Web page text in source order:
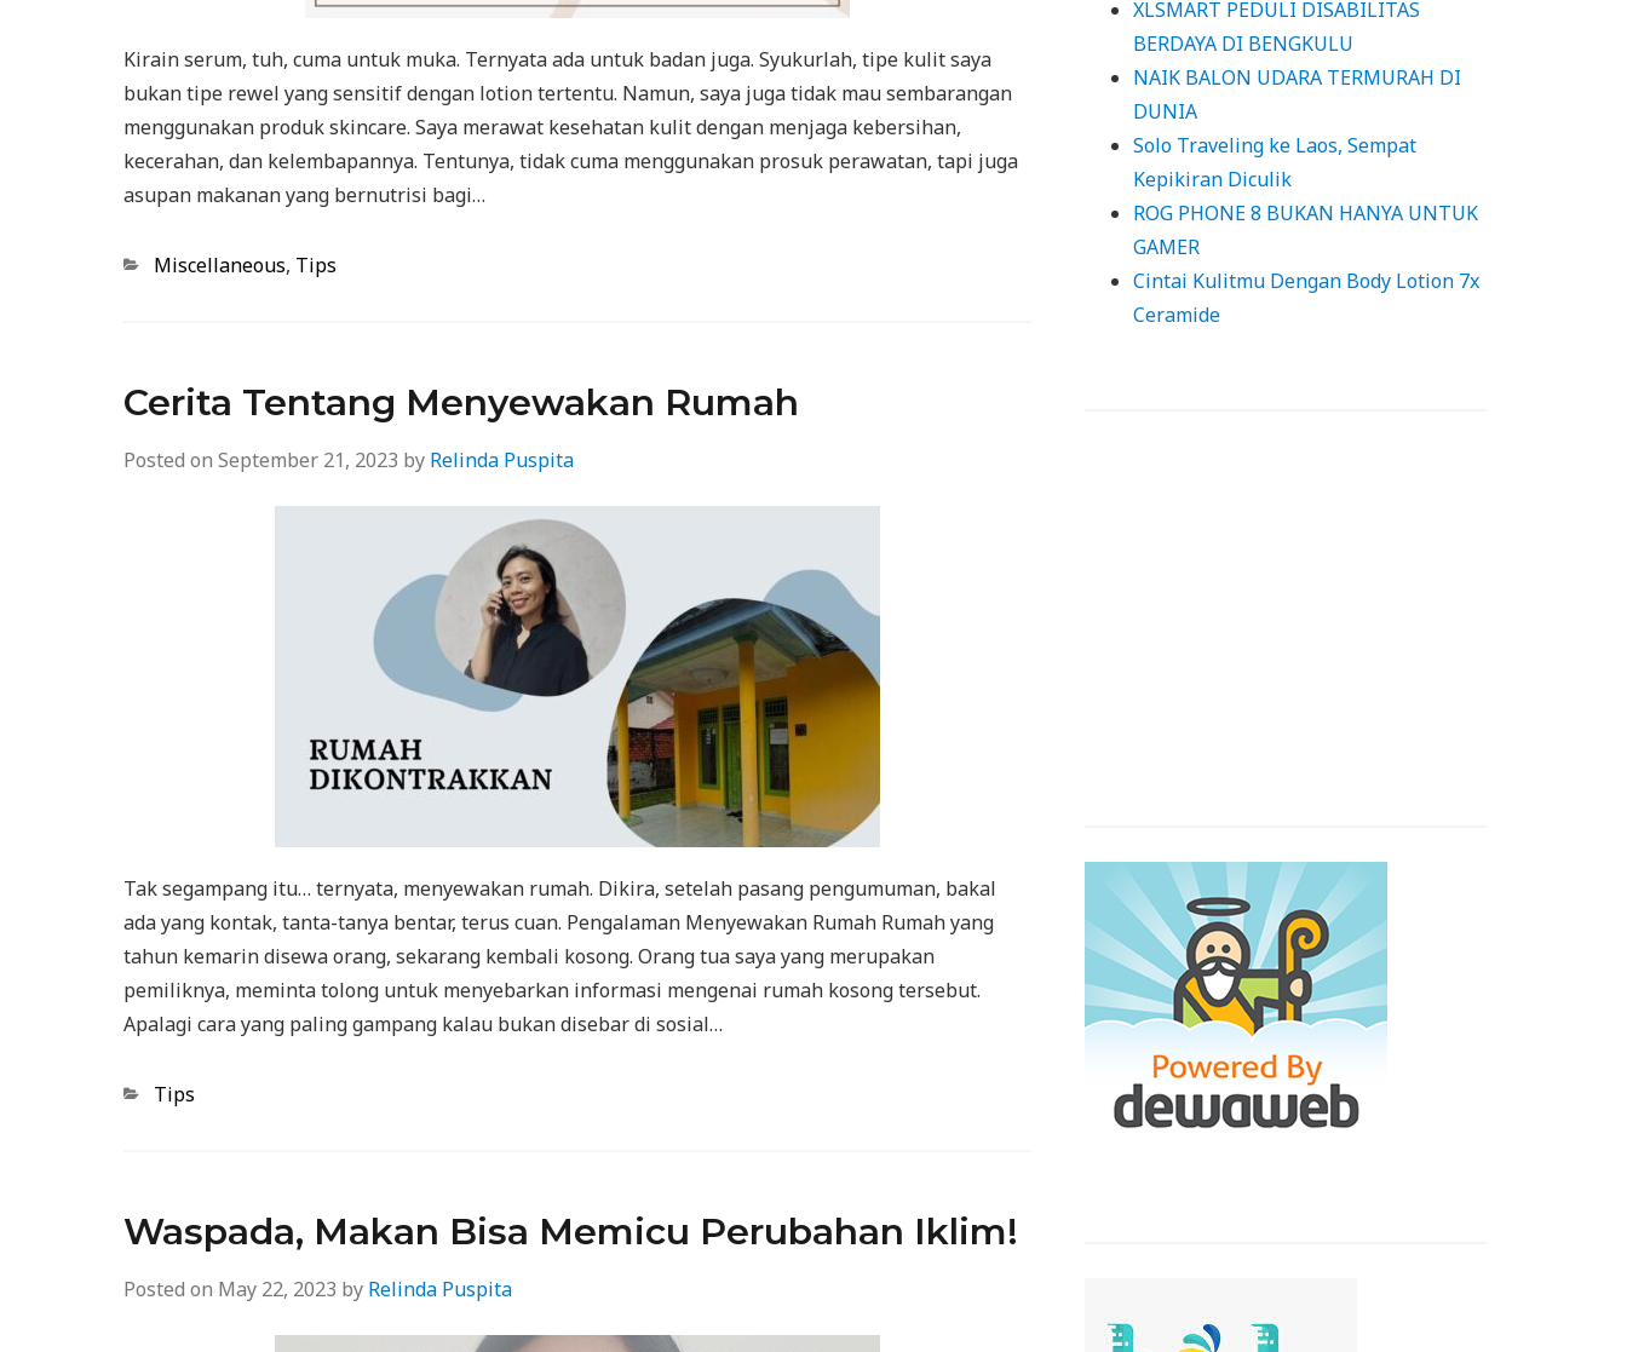
Kirain serum, tuh, cuma untuk muka. Ternyata ada untuk badan juga. Syukurlah, tipe kulit saya
bukan tipe rewel yang sensitif dengan lotion tertentu. Namun, saya juga tidak mau sembarangan
menggunakan produk skincare. Saya merawat kesehatan kulit dengan menjaga kebersihan,
kecerahan, dan kelembapannya. Tentunya, tidak cuma menggunakan prosuk perawatan, tapi juga
asupan makanan yang bernutrisi bagi…
Categories
Miscellaneous, Tips
Cerita Tentang Menyewakan Rumah
Posted on September 21, 2023 by Relinda Puspita
Tak segampang itu… ternyata, menyewakan rumah. Dikira, setelah pasang pengumuman, bakal
ada yang kontak, tanta-tanya bentar, terus cuan. Pengalaman Menyewakan Rumah Rumah yang
tahun kemarin disewa orang, sekarang kembali kosong. Orang tua saya yang merupakan
pemiliknya, meminta tolong untuk menyebarkan informasi mengenai rumah kosong tersebut.
Apalagi cara yang paling gampang kalau bukan disebar di sosial…
Categories
Tips
Waspada, Makan Bisa Memicu Perubahan Iklim!
Posted on May 22, 2023 by Relinda Puspita
XLSMART PEDULI DISABILITAS
BERDAYA DI BENGKULU
NAIK BALON UDARA TERMURAH DI
DUNIA
Solo Traveling ke Laos, Sempat
Kepikiran Diculik
ROG PHONE 8 BUKAN HANYA UNTUK
GAMER
Cintai Kulitmu Dengan Body Lotion 7x
Ceramide